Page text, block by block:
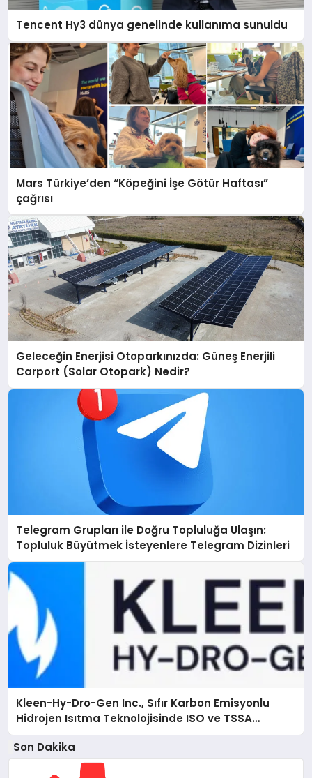
Tencent Hy3 dünya genelinde kullanıma sunuldu
Mars Türkiye’den “Köpeğini İşe Götür Haftası”
çağrısı
Geleceğin Enerjisi Otoparkınızda: Güneş Enerjili
Carport (Solar Otopark) Nedir?
Telegram Grupları ile Doğru Topluluğa Ulaşın:
Topluluk Büyütmek İsteyenlere Telegram Dizinleri
Kleen-Hy-Dro-Gen Inc., Sıfır Karbon Emisyonlu
Hidrojen Isıtma Teknolojisinde ISO ve TSSA
Düzenleyici Onaylarını Aldı
Son Dakika